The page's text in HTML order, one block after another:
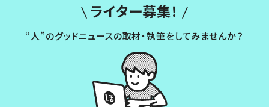
ライター募集！
“人”のグッドニュースの取材・執筆をしてみませんか？